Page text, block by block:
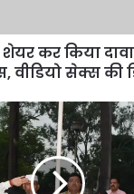
शेयर कर किया
वीडियो सेक्स की